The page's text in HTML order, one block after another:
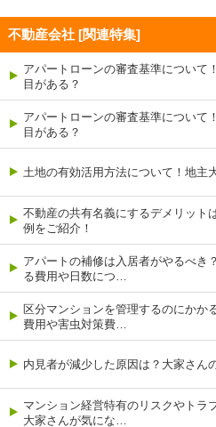
不動産会社 [関連特集]
アパートローンの審査基準について
目がある？
アパートローンの審査基準について
目がある？
土地の有効活用方法について！地主
不動産の共有名義にするデメリット
例をご紹介！
アパートの補修は入居者がやるべき
る費用や日数につ…
区分マンションを管理するのにかか
費用や害虫対策費…
内見者が減少した原因は？大家さん
マンション経営特有のリスクやトラ
大家さんが気にな…